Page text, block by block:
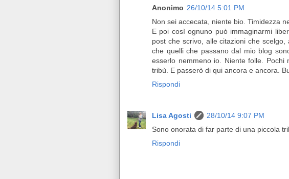
Anonimo 26/10/14 5:01 PM
Non sei accecata, niente bio. Timidezza
E poi così ognuno può immaginarmi
post che scrivo, alle citazioni che
che quelli che passano dal mio blog
esserlo nemmeno io. Niente folle.
tribù. E passerò di qui ancora e ancora.
Rispondi
Lisa Agosti
28/10/14 9:07 PM
Sono onorata di far parte di una piccola
Rispondi